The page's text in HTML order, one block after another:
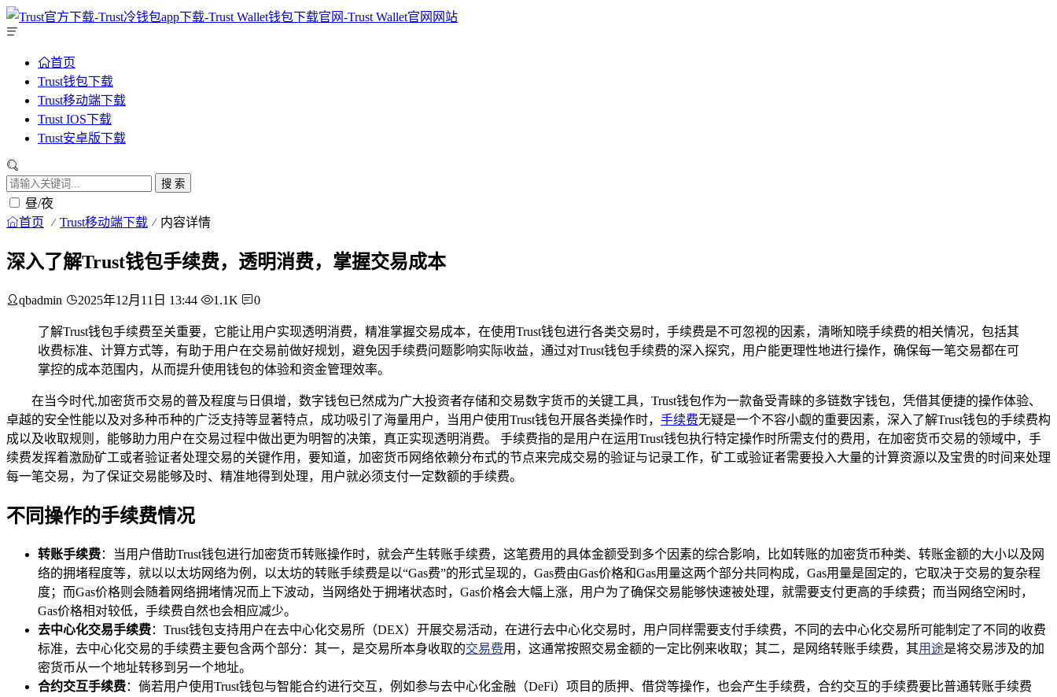
首页
Trust钱包下载
Trust移动端下载
Trust IOS下载
Trust安卓版下载
搜 索
昼/夜
首页 Trust移动端下载 内容详情
深入了解Trust钱包手续费，透明消费，掌握交易成本
qbadmin 2025年12月11日 13:44 1.1K 0
了解Trust钱包手续费至关重要，它能让用户实现透明消费，精准掌握交易成本，在使用Trust钱包进行各类交易时，手续费是不可忽视的因素，清晰知晓手续费的相关情况，包括其
收费标准、计算方式等，有助于用户在交易前做好规划，避免因手续费问题影响实际收益，通过对Trust钱包手续费的深入探究，用户能更理性地进行操作，确保每一笔交易都在可
掌控的成本范围内，从而提升使用钱包的体验和资金管理效率。
在当今时代,加密货币交易的普及程度与日俱增，数字钱包已然成为广大投资者存储和交易数字货币的关键工具，Trust钱包作为一款备受青睐的多链数字钱包，凭借其便捷的操作体验、
卓越的安全性能以及对多种币种的广泛支持等显著特点，成功吸引了海量用户，当用户使用Trust钱包开展各类操作时， 手续费无疑是一个不容小觑的重要因素，深入了解Trust钱包的手续费构
成以及收取规则，能够助力用户在交易过程中做出更为明智的决策，真正实现透明消费。 手续费指的是用户在运用Trust钱包执行特定操作时所需支付的费用，在加密货币交易的领域中，手
续费发挥着激励矿工或者验证者处理交易的关键作用，要知道，加密货币网络依赖分布式的节点来完成交易的验证与记录工作，矿工或验证者需要投入大量的计算资源以及宝贵的时间来处理
每一笔交易，为了保证交易能够及时、精准地得到处理，用户就必须支付一定数额的手续费。
不同操作的手续费情况
转账手续费：当用户借助Trust钱包进行加密货币转账操作时，就会产生转账手续费，这笔费用的具体金额受到多个因素的综合影响，比如转账的加密货币种类、转账金额的大小以及网
络的拥堵程度等，就以以太坊网络为例，以太坊的转账手续费是以“Gas费”的形式呈现的，Gas费由Gas价格和Gas用量这两个部分共同构成，Gas用量是固定的，它取决于交易的复杂程
度；而Gas价格则会随着网络拥堵情况而上下波动，当网络处于拥堵状态时，Gas价格会大幅上涨，用户为了确保交易能够快速被处理，就需要支付更高的手续费；而当网络空闲时，
Gas价格相对较低，手续费自然也会相应减少。
去中心化交易手续费：Trust钱包支持用户在去中心化交易所（DEX）开展交易活动，在进行去中心化交易时，用户同样需要支付手续费，不同的去中心化交易所可能制定了不同的收费
标准，去中心化交易的手续费主要包含两个部分：其一，是交易所本身收取的交易费用，这通常按照交易金额的一定比例来收取；其二，是网络转账手续费，其用途是将交易涉及的加
密货币从一个地址转移到另一个地址。
合约交互手续费：倘若用户使用Trust钱包与智能合约进行交互，例如参与去中心化金融（DeFi）项目的质押、借贷等操作，也会产生手续费，合约交互的手续费要比普通转账手续费